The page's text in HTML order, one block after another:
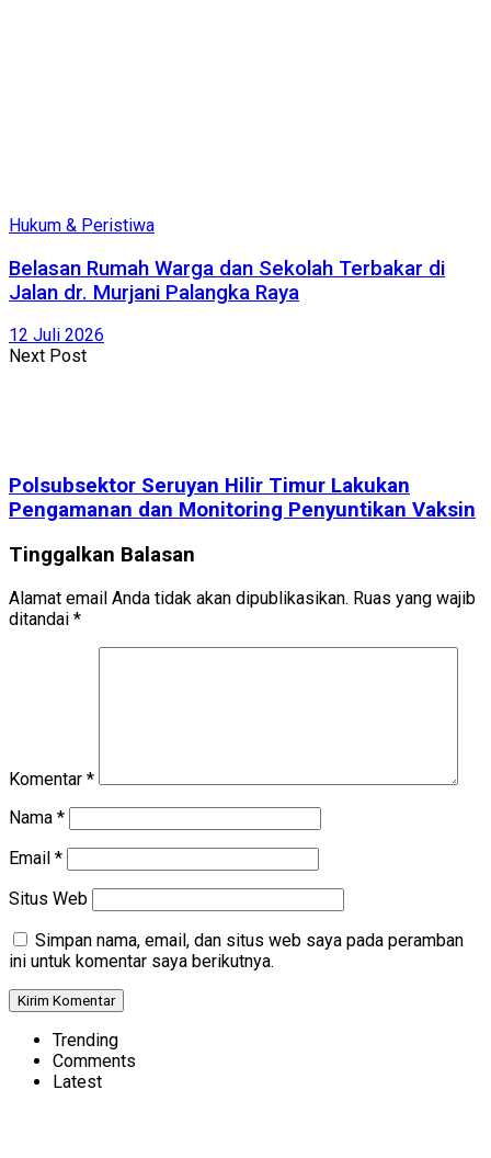
Hukum & Peristiwa
Belasan Rumah Warga dan Sekolah Terbakar di
Jalan dr. Murjani Palangka Raya
12 Juli 2026
Next Post
Polsubsektor Seruyan Hilir Timur Lakukan
Pengamanan dan Monitoring Penyuntikan Vaksin
Tinggalkan Balasan
Alamat email Anda tidak akan dipublikasikan. Ruas yang wajib
ditandai *
Komentar *
Nama *
Email *
Situs Web
Simpan nama, email, dan situs web saya pada peramban
ini untuk komentar saya berikutnya.
Trending
Comments
Latest